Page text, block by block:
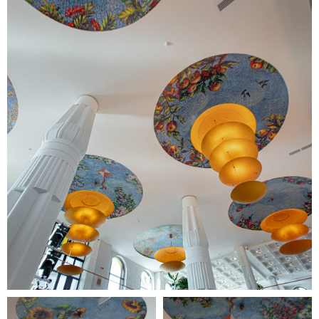
LEARN MORE
Fantastic experience! I was really pleased
with the quality and attention towards the
customer! I will definetely recommend you
to all my friends and acquaintances!
Азбука
Севера